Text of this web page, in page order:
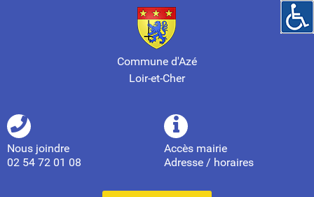
Commune d'Azé
Loir-et-Cher
Nous joindre
02 54 72 01 08
Accès mairie
Adresse / horaires